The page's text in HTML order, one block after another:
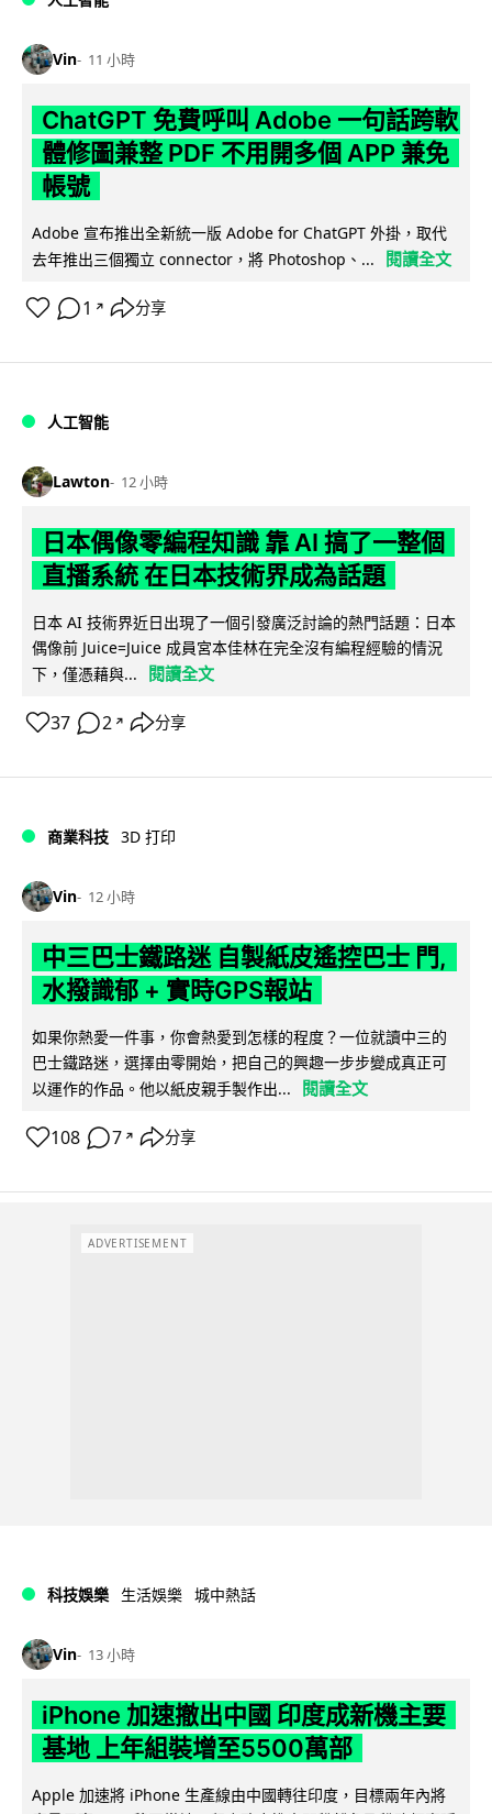
Vin 11 小時
ChatGPT 免費呼叫 Adobe 一句話跨軟
體修圖兼整 PDF 不用開多個 APP 兼免
帳號
Adobe 宣布推出全新統一版 Adobe for ChatGPT 外掛，取代
去年推出三個獨立 connector，將 Photoshop、...
閱讀全文
1 ↗ 分享
人工智能
Lawton 12 小時
日本偶像零編程知識 靠 AI 搞了一整個
直播系統 在日本技術界成為話題
日本 AI 技術界近日出現了一個引發廣泛討論的熱門話題：日本
偶像前 Juice=Juice 成員宮本佳林在完全沒有編程經驗的情況
下，僅憑藉與...
閱讀全文
37 2 ↗ 分享
商業科技 3D 打印
Vin 12 小時
中三巴士鐵路迷 自製紙皮遙控巴士 門,
水撥識郁 + 實時GPS報站
如果你熱愛一件事，你會熱愛到怎樣的程度？一位就讀中三的
巴士鐵路迷，選擇由零開始，把自己的興趣一步步變成真正可
以運作的作品。他以紙皮親手製作出...
閱讀全文
108 7 ↗ 分享
ADVERTISEMENT
科技娛樂 生活娛樂 城中熱話
Vin 13 小時
iPhone 加速撤出中國 印度成新機主要
基地 上年組裝增至5500萬部
Apple 加速將 iPhone 生產線由中國轉往印度，目標兩年內將